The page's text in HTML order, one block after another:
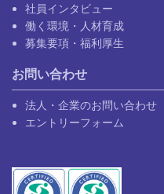
社員インタビュー
働く環境・人材育成
募集要項・福利厚生
お問い合わせ
法人・企業のお問い合わせ
エントリーフォーム